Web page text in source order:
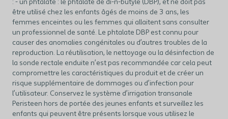
: - un phtalate : le phtalate de di-n-butyle (DBP), et ne doit pas
être utilisé chez les enfants âgés de moins de 3 ans, les
femmes enceintes ou les femmes qui allaitent sans consulter
un professionnel de santé. Le phtalate DBP est connu pour
causer des anomalies congénitales ou d’autres troubles de la
reproduction. La réutilisation, le nettoyage ou la désinfection de
la sonde rectale enduite n’est pas recommandée car cela peut
compromettre les caractéristiques du produit et de créer un
risque supplémentaire de dommages ou d’infection pour
l’utilisateur. Conservez le système d’irrigation transanale
Peristeen hors de portée des jeunes enfants et surveillez les
enfants qui peuvent être présents lorsque vous utilisez le